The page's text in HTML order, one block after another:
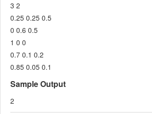
3 2
0.25 0.25 0.5
0 0.6 0.5
1 0 0
0.7 0.1 0.2
0.85 0.05 0.1
Sample Output
2